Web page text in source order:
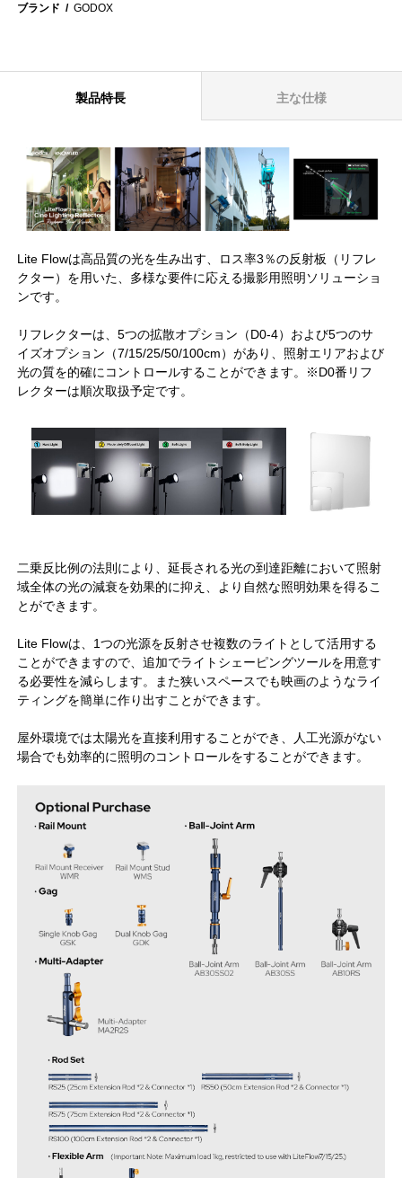
ブランド
GODOX
製品特長 主な仕様
Lite Flowは高品質の光を生み出す、ロス率3％の反射板（リフレ
クター）を用いた、多様な要件に応える撮影用照明ソリューショ
ンです。
リフレクターは、5つの拡散オプション（D0-4）および5つのサ
イズオプション（7/15/25/50/100cm）があり、照射エリアおよび
光の質を的確にコントロールすることができます。※D0番リフ
レクターは順次取扱予定です。
二乗反比例の法則により、延長される光の到達距離において照射
域全体の光の減衰を効果的に抑え、より自然な照明効果を得るこ
とができます。
Lite Flowは、1つの光源を反射させ複数のライトとして活用する
ことができますので、追加でライトシェーピングツールを用意す
る必要性を減らします。また狭いスペースでも映画のようなライ
ティングを簡単に作り出すことができます。
屋外環境では太陽光を直接利用することができ、人工光源がない
場合でも効率的に照明のコントロールをすることができます。